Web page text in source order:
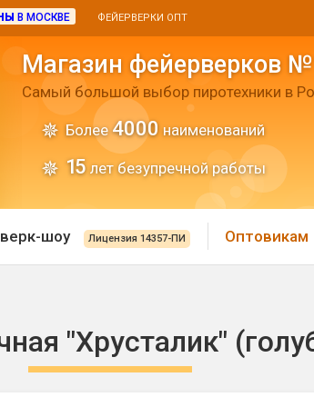
В МОСКВЕ ФЕЙЕРВЕРКИ ОПТ
Магазин фейерверков
Самый большой выбор пиротехники в
Более 4000 наименований
15 лет безупречной работы
Хлопушки и
шоу Лицензия 14357-ПИ Оптовикам
"Хрусталик"